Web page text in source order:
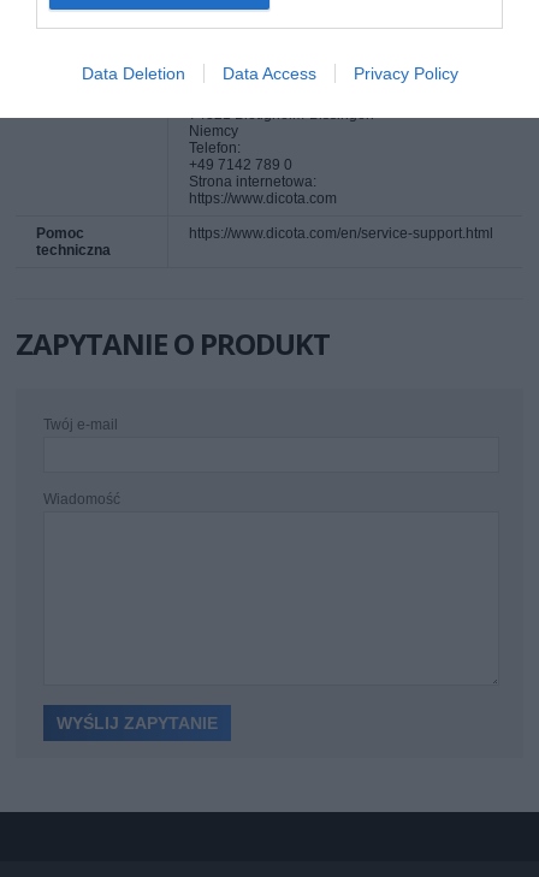
Data Deletion Data Access Privacy Policy
Kod producenta D31693
producenta
Adres:
DICOTA GmbH
Niemcy
Telefon:
+49 7142 789 0
Strona internetowa:
https://www.dicota.com
Pomoc
techniczna
https://www.dicota.com/en/service-support.html
ZAPYTANIE O PRODUKT
Twój e-mail
Wiadomość